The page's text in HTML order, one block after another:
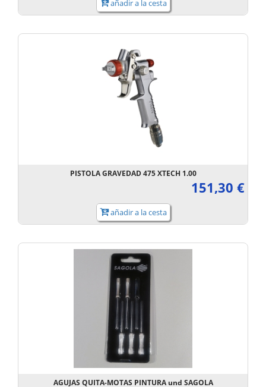
añadir a la cesta
PISTOLA GRAVEDAD 475 XTECH 1.00
151,30 €
añadir a la cesta
AGUJAS QUITA-MOTAS PINTURA und SAGOLA